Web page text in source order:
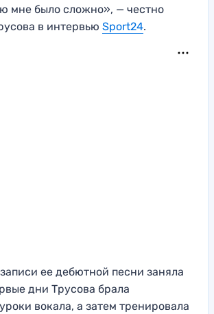
мне было сложно», — честно
в интервью Sport24.
ее дебютной песни заняла
дни Трусова брала
вокала, а затем тренировала